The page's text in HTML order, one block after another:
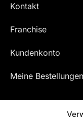
Kontakt
Franchise
Kundenkonto
Meine Bestellungen